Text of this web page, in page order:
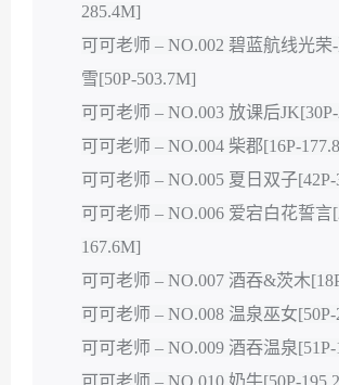
285.4M]
可可老师 – NO.002 碧蓝航线光荣
雪[50P-503.7M]
可可老师 – NO.003 放课后
可可老师 – NO.004 柴郡[16P-
可可老师 – NO.005 夏日双子[42P-
可可老师 – NO.006 爱宕白花誓言
167.6M]
可可老师 – NO.007 酒吞&茨木
可可老师 – NO.008 温泉巫女[50P-
可可老师 – NO.009 酒吞温泉[51P-
可可老师 – NO.010 奶牛[50P-